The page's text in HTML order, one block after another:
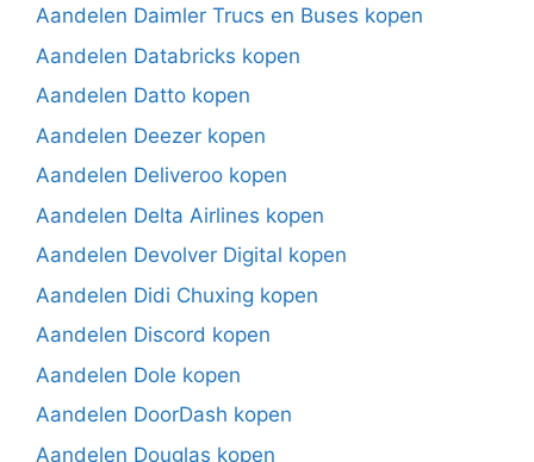
Aandelen Daimler Trucs en Buses kopen
Aandelen Databricks kopen
Aandelen Datto kopen
Aandelen Deezer kopen
Aandelen Deliveroo kopen
Aandelen Delta Airlines kopen
Aandelen Devolver Digital kopen
Aandelen Didi Chuxing kopen
Aandelen Discord kopen
Aandelen Dole kopen
Aandelen DoorDash kopen
Aandelen Douglas kopen